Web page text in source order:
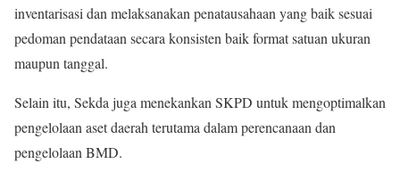
inventarisasi dan melaksanakan penatausahaan yang baik sesuai
pedoman pendataan secara konsisten baik format satuan ukuran
maupun tanggal.
Selain itu, Sekda juga menekankan SKPD untuk mengoptimalkan
pengelolaan aset daerah terutama dalam perencanaan dan
pengelolaan BMD.